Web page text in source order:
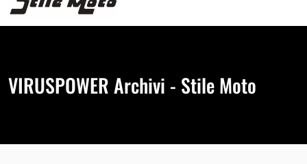
VIRUSPOWER Archivi - Stile Moto